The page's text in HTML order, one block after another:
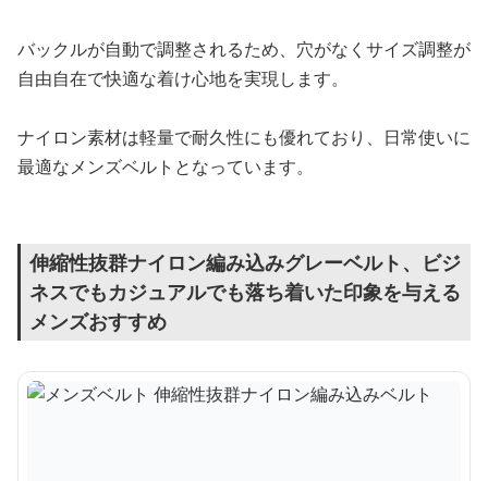
バックルが自動で調整されるため、穴がなくサイズ調整が
自由自在で快適な着け心地を実現します。
ナイロン素材は軽量で耐久性にも優れており、日常使いに
最適なメンズベルトとなっています。
伸縮性抜群ナイロン編み込みグレーベルト、ビジ
ネスでもカジュアルでも落ち着いた印象を与える
メンズおすすめ